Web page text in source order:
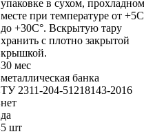
упаковке в сухом, прохладном
месте при температуре от
до +30С°. Вскрытую тару
хранить с плотно закрытой
крышкой.
30 мес
металлическая банка
ТУ 2311-204-51218143-2016
нет
да
5 шт